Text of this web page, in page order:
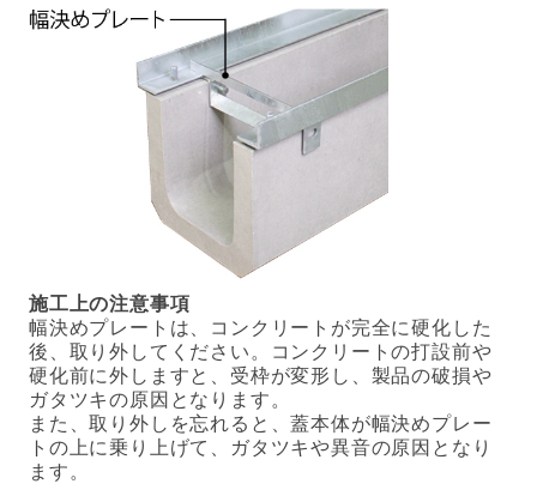
施工上の注意事項
幅決めプレートは、コンクリートが完全に硬化した
後、取り外してください。コンクリートの打設前や
硬化前に外しますと、受枠が変形し、製品の破損や
ガタツキの原因となります。
また、取り外しを忘れると、蓋本体が幅決めプレー
トの上に乗り上げて、ガタツキや異音の原因となり
ます。